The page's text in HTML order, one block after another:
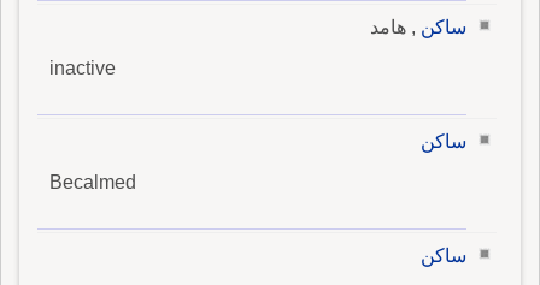
ساكن , هامد
inactive
ساكن
Becalmed
ساكن